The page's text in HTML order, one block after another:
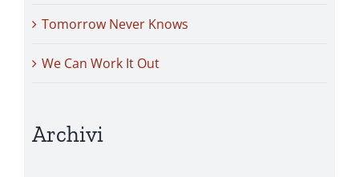
Tomorrow Never Knows
We Can Work It Out
Archivi